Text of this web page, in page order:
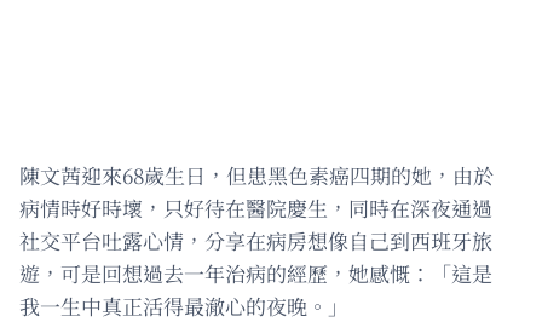
陳文茜迎來68歲生日，但患黑色素癌四期的她，由於
病情時好時壞，只好待在醫院慶生，同時在深夜通過
社交平台吐露心情，分享在病房想像自己到西班牙旅
遊，可是回想過去一年治病的經歷，她感慨：「這是
我一生中真正活得最澈心的夜晚。」